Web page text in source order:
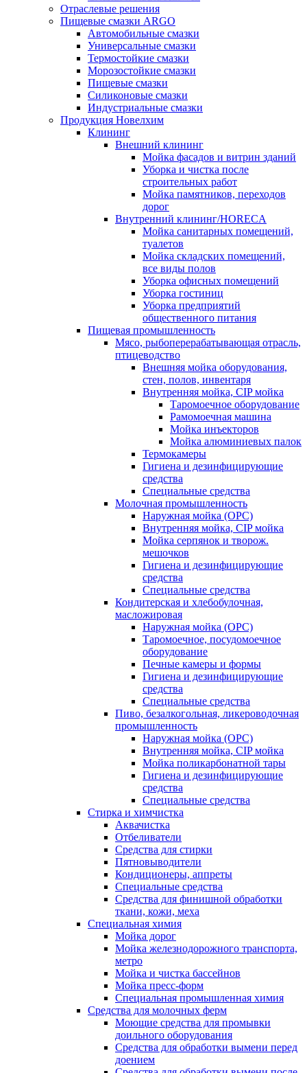
Отраслевые решения
Пищевые смазки ARGO
Автомобильные смазки
Универсальные смазки
Термостойкие смазки
Морозостойкие смазки
Пищевые смазки
Силиконовые смазки
Индустриальные смазки
Продукция Новелхим
Клининг
Внешний клининг
Мойка фасадов и витрин зданий
Уборка и чистка после
строительных работ
Мойка памятников, переходов
дорог
Внутренний клининг/HORECA
Мойка санитарных помещений,
туалетов
Мойка складских помещений,
все виды полов
Уборка офисных помещений
Уборка гостиниц
Уборка предприятий
общественного питания
Пищевая промышленность
Мясо, рыбоперерабатывающая отрасль,
птицеводство
Внешняя мойка оборудования,
стен, полов, инвентаря
Внутренняя мойка, CIP мойка
Таромоечное оборудование
Рамомоечная машина
Мойка инъекторов
Мойка алюминиевых палок
Термокамеры
Гигиена и дезинфицирующие
средства
Специальные средства
Молочная промышленность
Наружная мойка (ОРС)
Внутренняя мойка, CIP мойка
Мойка серпянок и творож.
мешочков
Гигиена и дезинфицирующие
средства
Специальные средства
Кондитерская и хлебобулочная,
масложировая
Наружная мойка (ОРС)
Таромоечное, посудомоечное
оборудование
Печные камеры и формы
Гигиена и дезинфицирующие
средства
Специальные средства
Пиво, безалкогольная, ликероводочная
промышленность
Наружная мойка (ОРС)
Внутренняя мойка, CIP мойка
Мойка поликарбонатной тары
Гигиена и дезинфицирующие
средства
Специальные средства
Стирка и химчистка
Аквачистка
Отбеливатели
Средства для стирки
Пятновыводители
Кондиционеры, аппреты
Специальные средства
Средства для финишной обработки
ткани, кожи, меха
Специальная химия
Мойка дорог
Мойка железнодорожного транспорта,
метро
Мойка и чистка бассейнов
Мойка пресс-форм
Специальная промышленная химия
Средства для молочных ферм
Моющие средства для промывки
доильного оборудования
Средства для обработки вымени перед
доением